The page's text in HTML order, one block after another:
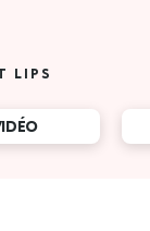
LIPS